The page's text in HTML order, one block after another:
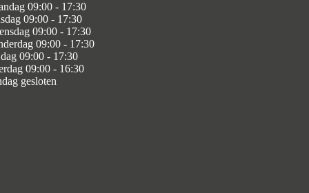
09:00 - 17:30
09:00 - 17:30
09:00 - 17:30
09:00 - 17:30
09:00 - 17:30
09:00 - 16:30
gesloten